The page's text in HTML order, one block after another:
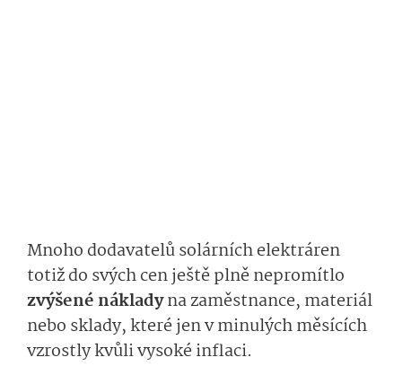
Mnoho dodavatelů solárních elektráren
totiž do svých cen ještě plně nepromítlo
zvýšené nákladyna zaměstnance, materiál
nebo sklady, které jen v minulých měsících
vzrostly kvůli vysoké inflaci.